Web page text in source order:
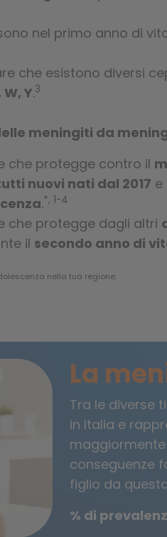
nel primo anno di
che esistono diversi
W, Y.3
meningiti da
che protegge contro il
nuovi nati dal 2017 e
.*, 1-4
che protegge dagli altri
il secondo anno di
nella tua regione.
La
Tra le diverse
in Italia e
conseguenze
figlio da
% di